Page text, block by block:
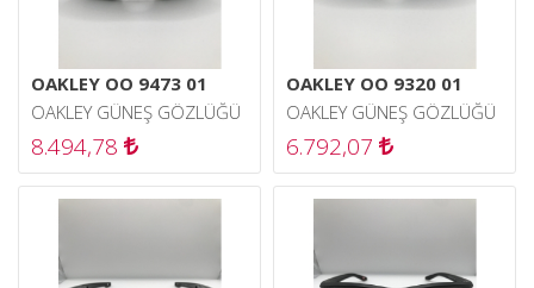
OAKLEY OO 9473 01
OAKLEY GÜNEŞ GÖZLÜĞÜ
8.494,78
OAKLEY OO 9320 01
OAKLEY GÜNEŞ GÖZLÜĞÜ
6.792,07